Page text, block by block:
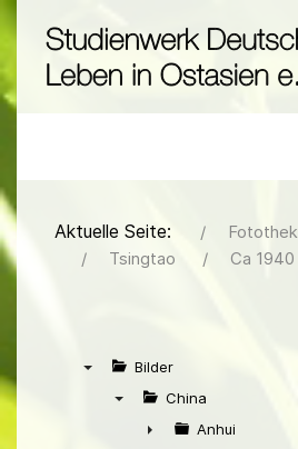
Aktuelle Seite: Fotothek
Tsingtao
Ca 1940
Bilder
China
Anhui